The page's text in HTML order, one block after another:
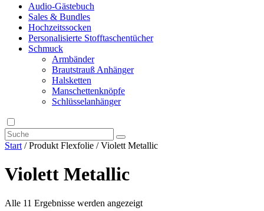
Audio-Gästebuch
Sales & Bundles
Hochzeitssocken
Personalisierte Stofftaschentücher
Schmuck
Armbänder
Brautstrauß Anhänger
Halsketten
Manschettenknöpfe
Schlüsselanhänger
Start / Produkt Flexfolie / Violett Metallic
Violett Metallic
Alle 11 Ergebnisse werden angezeigt